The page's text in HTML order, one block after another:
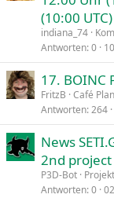
(10:00
indiana_74
Antworten 0
17. BOINC
FritzB Café
Antworten 264
News
2nd
P3D-Bot
Antworten 0